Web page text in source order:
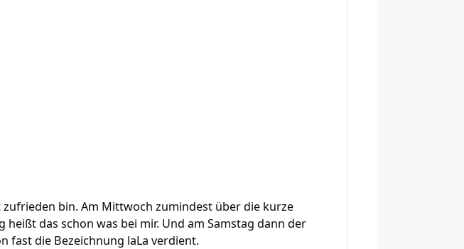
bin. Am Mittwoch zumindest über die kurze
heißt das schon was bei mir. Und am Samstag dann der
fast die Bezeichnung laLa verdient.